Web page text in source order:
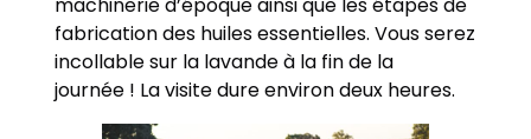
fabrication des huiles essentielles. Vous serez
incollable sur la lavande à la fin de la
journée ! La visite dure environ deux heures.